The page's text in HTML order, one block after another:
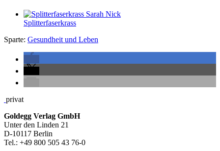
Splitterfaserkrass
Sparte: Gesundheit und Leben
Seitenleiste
privat
Footer-
Section
Goldegg Verlag GmbH
Unter den Linden 21
D-10117 Berlin
Tel.: +49 800 505 43 76-0